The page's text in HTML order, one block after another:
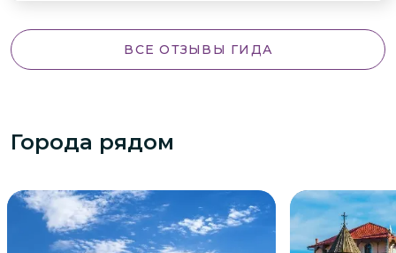
ВСЕ ОТЗЫВЫ ГИДА
Города рядом